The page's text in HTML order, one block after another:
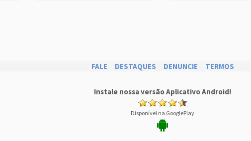
FALE DESTAQUES DENUNCIE TERMOS
Instale nossa versão Aplicativo Android!
Disponível na GooglePlay